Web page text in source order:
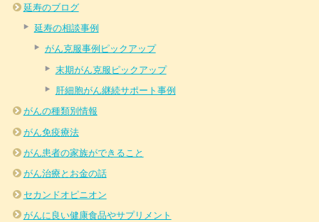
延寿のブログ
延寿の相談事例
がん克服事例ピックアップ
末期がん克服ピックアップ
肝細胞がん継続サポート事例
がんの種類別情報
がん免疫療法
がん患者の家族ができること
がん治療とお金の話
セカンドオピニオン
がんに良い健康食品やサプリメント